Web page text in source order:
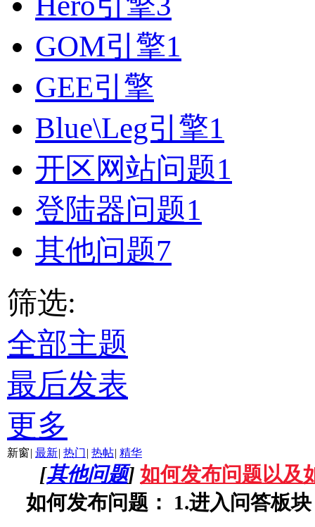
GOM引擎1
GEE引擎
Blue\Leg引擎1
开区网站问题1
登陆器问题1
其他问题7
筛选:
全部主题
最后发表
更多
新窗| 最新| 热门 | 热帖| 精华
[其他问题] 如何发布问题以及
如何发布问题： 1.进入问答板